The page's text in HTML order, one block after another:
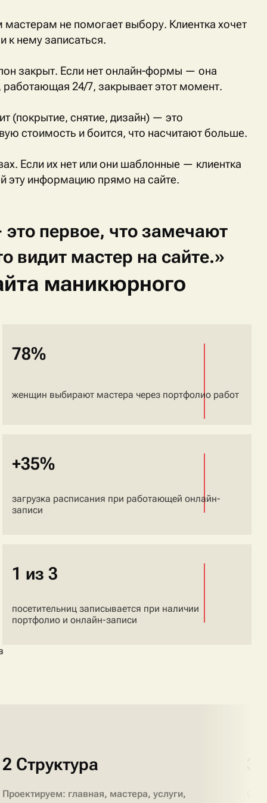
не помогает выбору. Клиентка хочет
к нему записаться.
закрыт. Если нет онлайн-формы — она
24/7, закрывает этот момент.
(покрытие, снятие, дизайн) — это
стоимость и боится, что насчитают больше.
Если их нет или они шаблонные — клиентка
эту информацию прямо на сайте.
это первое, чтозамечают
видит мастер на сайте.»
маникюрного
78%
женщин выбирают мастера через портфолио работ
+35%
загрузка расписания при работающей онлайн-
записи
1 из 3
посетительниц записывается при наличии
портфолио и онлайн-записи
2 Структура
Проектируем: главная, мастера, услуги,